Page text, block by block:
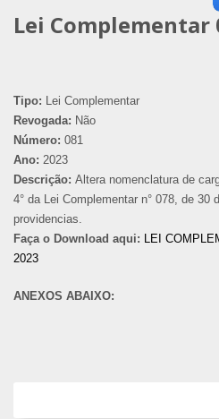
Lei Complementar
Tipo: Lei Complementar
Revogada: Não
Número: 081
Ano: 2023
Descrição: Altera nomenclatura de
4° da Lei Complementar n° 078, de 30
providencias.
Faça o Download aqui: LEI
2023
ANEXOS ABAIXO: